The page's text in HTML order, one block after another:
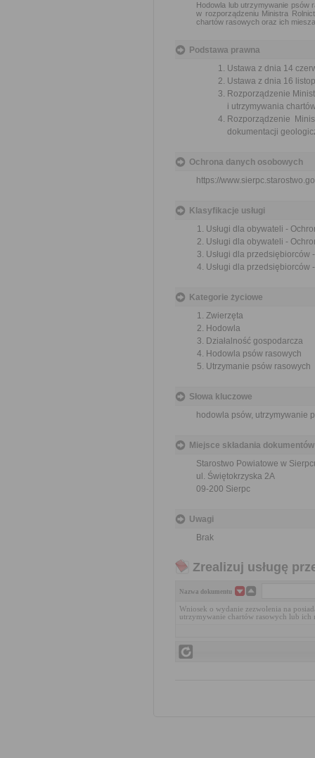
Hodowla lub utrzymywanie psów
w rozporządzeniu Ministra
chartów rasowych oraz ich
Podstawa prawna
Ustawa z dnia 14
Ustawa z dnia 16
Rozporządzenie
i utrzymywania
Rozporządzenie
dokumentacji
Ochrona danych osobowych
https://
Klasyfikacje usługi
Usługi dla obywateli -
Usługi dla obywateli -
Usługi dla przedsiębiorców
Usługi dla przedsiębiorców
Kategorie życiowe
Zwierzęta
Hodowla
Działalność gospodarcza
Hodowla psów rasowych
Utrzymanie psów rasowych
Słowa kluczowe
hodowla psów, utrzymywanie
Miejsce składania dokumentów
Starostwo Powiatowe w
ul. Świętokrzyska 2A
09-200 Sierpc
Uwagi
Brak
Zrealizuj usługę
Nazwa dokumentu
Wniosek o wydanie zezwolenia na
utrzymywanie chartów rasowych lub ich